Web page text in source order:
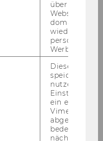
über
Websites
Werbung
Dieses Cookie
speichert
ein
Vimeo-Video
abgespielt
bedeutet,
nächsten